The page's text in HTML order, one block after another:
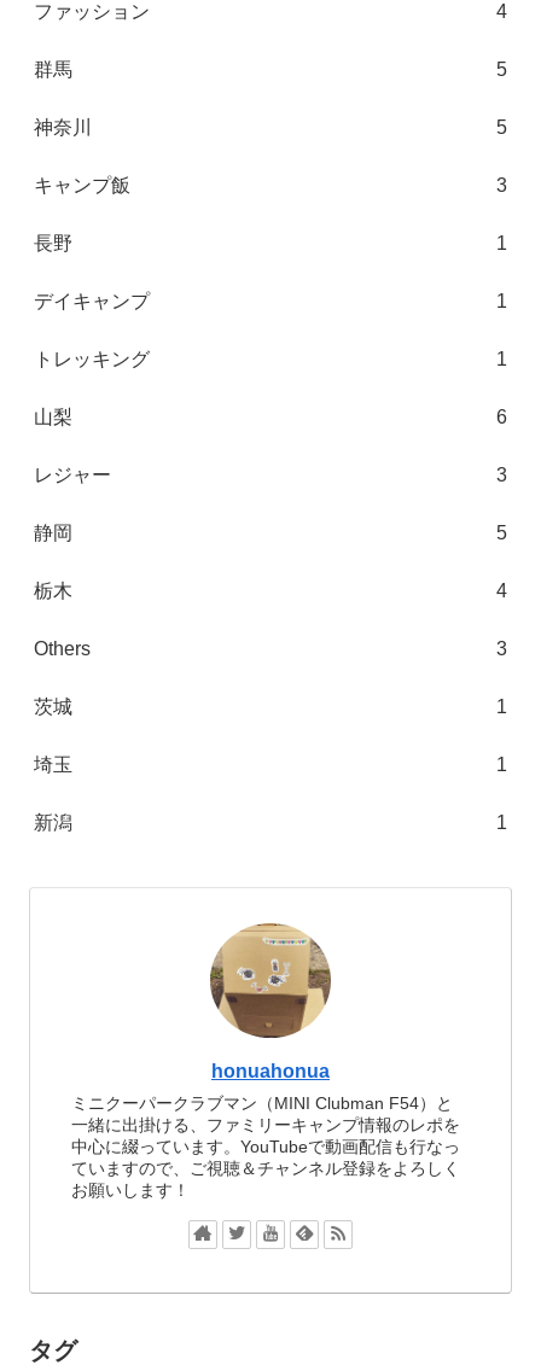
ファッション 4
群馬 5
神奈川 5
キャンプ飯 3
長野 1
デイキャンプ 1
トレッキング 1
山梨 6
レジャー 3
静岡 5
栃木 4
Others 3
茨城 1
埼玉 1
新潟 1
honuahonua
ミニクーパークラブマン（MINI Clubman F54）と
一緒に出掛ける、ファミリーキャンプ情報のレポを
中心に綴っています。YouTubeで動画配信も行なっ
ていますので、ご視聴＆チャンネル登録をよろしく
お願いします！
タグ